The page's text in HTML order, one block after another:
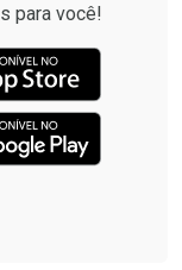
para você!